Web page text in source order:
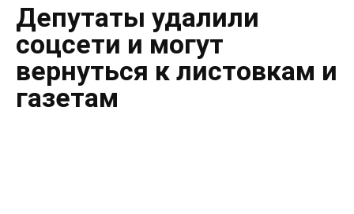
Депутаты удалили
соцсети и могут
вернуться к листовкам и
газетам